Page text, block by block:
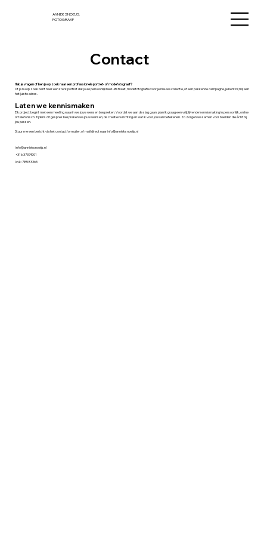
ANNIEK SNOEIJS.
FOTOGRAAF
Contact
Heb je vragen of ben je op zoek naar een professionele portret- of modefotograaf?
Of je nu op zoek bent naar een sterk portret dat jouw persoonlijkheid uitstraalt, modefotografie voor je nieuwe collectie, of een pakkende campagne, je bent bij mij aan
het juiste adres.
Laten we kennismaken
Elk project begint met een meeting waarin we jouw wensen bespreken. Voordat we aan de slag gaan, plan ik graag een vrijblijvende kennismaking in persoonlijk, online
of telefonisch. Tijdens dit gesprek bespreken we jouw wensen, de creatieve richting en wat ik voor jou kan betekenen. Zo zorgen we samen voor beelden die écht bij
jou passen.
Stuur me een bericht via het contactformulier, of mail direct naarinfo@annieksnoeijs.nl
info@annieksnoeijs.nl
+31 6 37374901
kvk: 78583365